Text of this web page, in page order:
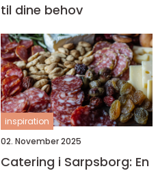
til dine behov
inspiration
02. November 2025
Catering i Sarpsborg: En